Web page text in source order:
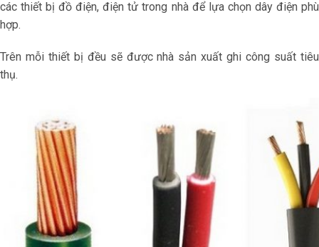
các thiết bị đồ điện, điện tử trong nhà để lựa chọn dây điện phù
hợp.
Trên mỗi thiết bị đều sẽ được nhà sản xuất ghi công suất tiêu
thụ.